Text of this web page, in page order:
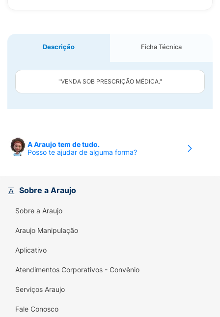
Descrição Ficha Técnica
"VENDA SOB PRESCRIÇÃO MÉDICA."
A Araujo tem de tudo.
Posso te ajudar de alguma forma?
Sobre a Araujo
Sobre a Araujo
Araujo Manipulação
Aplicativo
Atendimentos Corporativos - Convênio
Serviços Araujo
Fale Conosco